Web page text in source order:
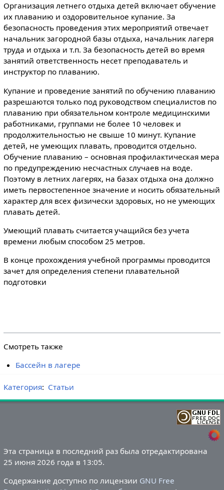
Организация летнего отдыха детей включает обучение
их плаванию и оздоровительное купание. За
безопасность проведения этих мероприятий отвечает
начальник загородной базы отдыха, начальник лагеря
труда и отдыха и т.п. За безопасность детей во время
занятий ответственность несет преподаватель и
инструктор по плаванию.
Купание и проведение занятий по обучению плаванию
разрешаются только под руководством специалистов по
плаванию при обязательном контроле медицинскими
работниками, группами не более 10 человек и
продолжительностью не свыше 10 минут. Купание
детей, не умеющих плавать, проводится отдельно.
Обучение плаванию – основная профилактическая мера
по предупреждению несчастных случаев на воде.
Поэтому в летних лагерях, на базах отдыха она должно
иметь первостепенное значение и носить обязательный
характер для всех физически здоровых, но не умеющих
плавать детей.
Умеющий плавать считается учащийся без учета
времени любым способом 25 метров.
В конце прохождения учебной программы проводится
зачет для определения степени плавательной
подготовки
Смотреть также
Бассейн в лагере
Категория: Статьи
Эта страница в последний раз была отредактирована
25 июня 2026 года в 13:05.
Содержание доступно по лицензии GNU Free